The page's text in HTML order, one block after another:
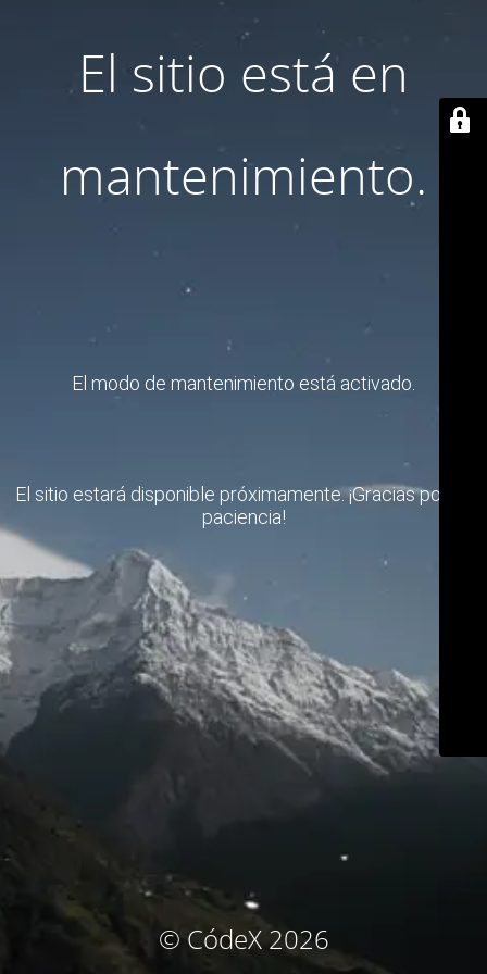
El sitio está en
mantenimiento.
El modo de mantenimiento está activado.
El sitio estará disponible próximamente. ¡Gracias por su
paciencia!
© CódeX 2026